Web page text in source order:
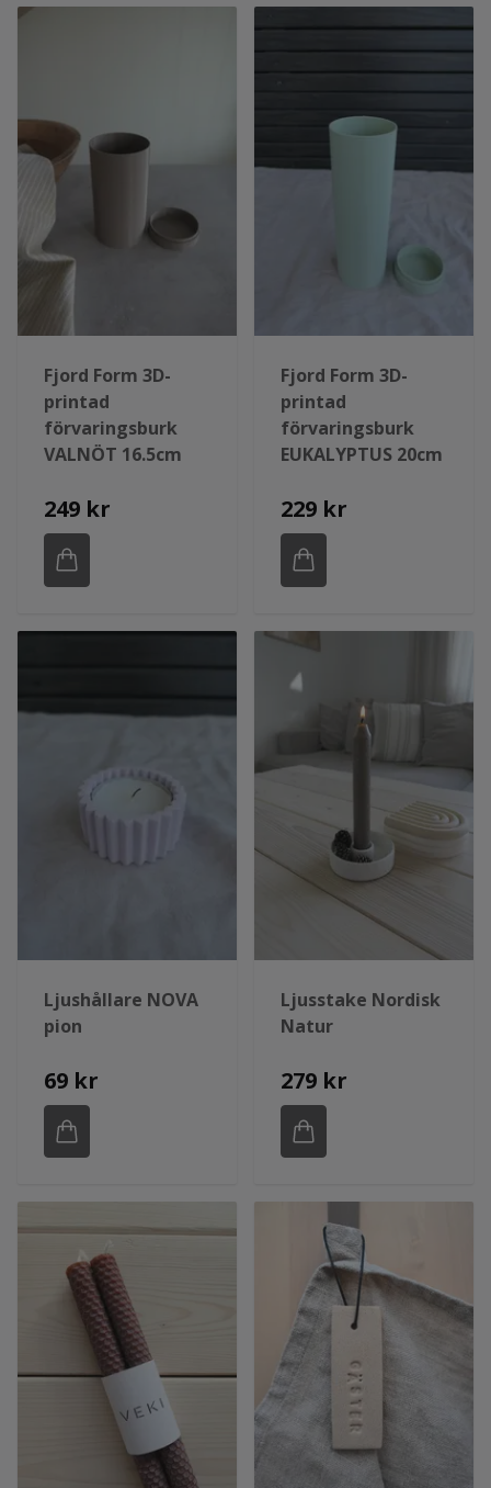
Fjord Form 3D-
printad
förvaringsburk
VALNÖT 16.5cm
249 kr
Fjord Form 3D-
printad
förvaringsburk
EUKALYPTUS 20cm
229 kr
Ljushållare NOVA
pion
69 kr
Ljusstake Nordisk
Natur
279 kr